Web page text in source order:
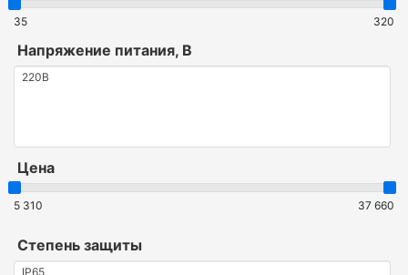
35 320
Напряжение питания, В
Цена
5 310 37 660
Степень защиты